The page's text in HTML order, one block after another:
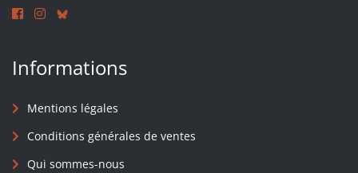
Informations
Mentions légales
Conditions générales de ventes
Qui sommes-nous